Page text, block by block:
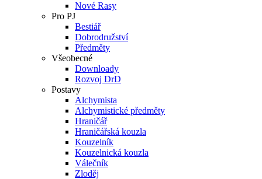
Nové Rasy
Pro PJ
Bestiář
Dobrodružství
Předměty
Všeobecné
Downloady
Rozvoj DrD
Postavy
Alchymista
Alchymistické předměty
Hraničář
Hraničářská kouzla
Kouzelník
Kouzelnická kouzla
Válečník
Zloděj